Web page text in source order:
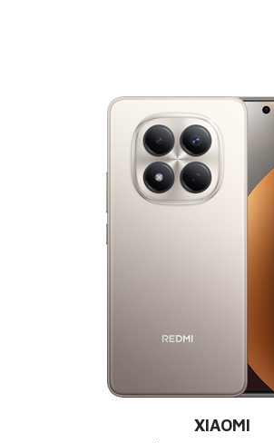
XIAOMI